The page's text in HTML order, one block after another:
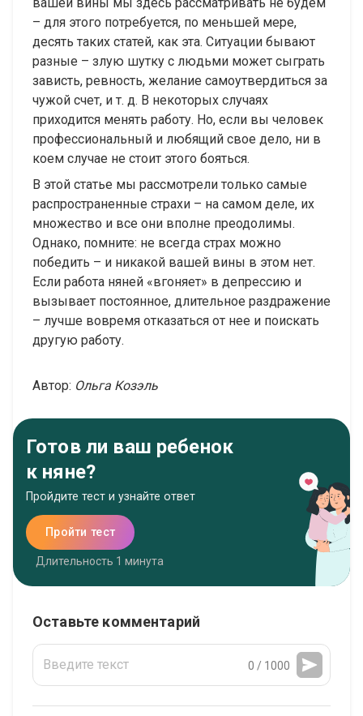
вашей вины мы здесь рассматривать не будем
– для этого потребуется, по меньшей мере,
десять таких статей, как эта. Ситуации бывают
разные – злую шутку с людьми может сыграть
зависть, ревность, желание самоутвердиться за
чужой счет, и т. д. В некоторых случаях
приходится менять работу. Но, если вы человек
профессиональный и любящий свое дело, ни в
коем случае не стоит этого бояться.
В этой статье мы рассмотрели только самые
распространенные страхи – на самом деле, их
множество и все они вполне преодолимы.
Однако, помните: не всегда страх можно
победить – и никакой вашей вины в этом нет.
Если работа няней «вгоняет» в депрессию и
вызывает постоянное, длительное раздражение
– лучше вовремя отказаться от нее и поискать
другую работу.
Автор: Ольга Козэль
Готов ли ваш ребенок
к няне?
Пройдите тест и узнайте ответ
Пройти тест
Длительность 1 минута
Оставьте комментарий
0 / 1000